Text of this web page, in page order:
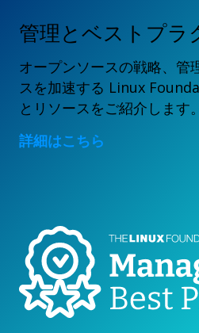
管理とベストプラ
オープンソースの戦略、管
スを加速する Linux
とリソースをご紹介します。
詳細はこちら